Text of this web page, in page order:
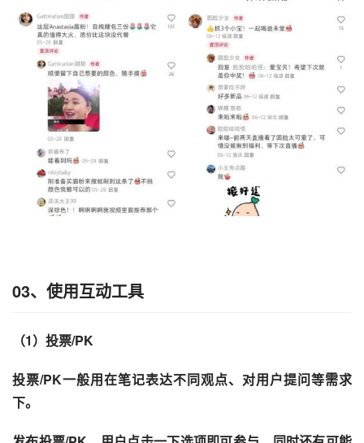
03、 使用互动工具
（1）投票/PK
投票/PK一般用在笔记表达不同观点、对用户提问等需求
下。